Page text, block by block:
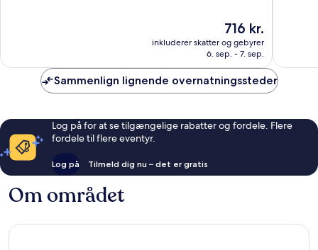
Prisen
716 kr.
716 kr.
inkluderer skatter og gebyrer
6. sep. - 7. sep.
Sammenlign lignende overnatningssteder
Log på for at se tilgængelige rabatter og fordele. Flere
fordele til flere eventyr.
Log på Tilmeld dig nu – det er gratis
Om området